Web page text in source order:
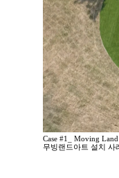
Case #1_ Moving
무빙랜드아트 설치 사